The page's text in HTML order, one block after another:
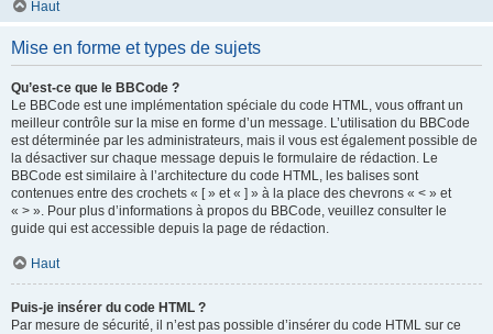
Haut
Mise en forme et types de sujets
Qu’est-ce que le BBCode ?
Le BBCode est une implémentation spéciale du code HTML, vous offrant un
meilleur contrôle sur la mise en forme d’un message. L’utilisation du BBCode
est déterminée par les administrateurs, mais il vous est également possible de
la désactiver sur chaque message depuis le formulaire de rédaction. Le
BBCode est similaire à l’architecture du code HTML, les balises sont
contenues entre des crochets « [ » et « ] » à la place des chevrons « < » et
« > ». Pour plus d’informations à propos du BBCode, veuillez consulter le
guide qui est accessible depuis la page de rédaction.
Haut
Puis-je insérer du code HTML ?
Par mesure de sécurité, il n’est pas possible d’insérer du code HTML sur ce